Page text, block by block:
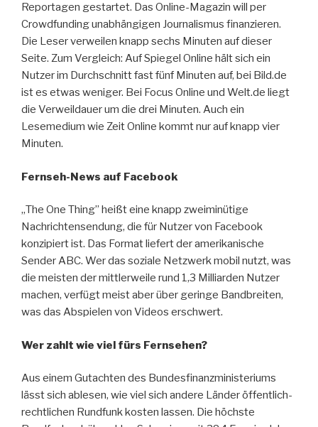
Reportagen gestartet. Das Online-Magazin will per
Crowdfunding unabhängigen Journalismus finanzieren.
Die Leser verweilen knapp sechs Minuten auf dieser
Seite. Zum Vergleich: Auf Spiegel Online hält sich ein
Nutzer im Durchschnitt fast fünf Minuten auf, bei Bild.de
ist es etwas weniger. Bei Focus Online und Welt.de liegt
die Verweildauer um die drei Minuten. Auch ein
Lesemedium wie Zeit Online kommt nur auf knapp vier
Minuten.
Fernseh-News auf Facebook
„The One Thing” heißt eine knapp zweiminütige
Nachrichtensendung, die für Nutzer von Facebook
konzipiert ist. Das Format liefert der amerikanische
Sender ABC. Wer das soziale Netzwerk mobil nutzt, was
die meisten der mittlerweile rund 1,3 Milliarden Nutzer
machen, verfügt meist aber über geringe Bandbreiten,
was das Abspielen von Videos erschwert.
Wer zahlt wie viel fürs Fernsehen?
Aus einem Gutachten des Bundesfinanzministeriums
lässt sich ablesen, wie viel sich andere Länder öffentlich-
rechtlichen Rundfunk kosten lassen. Die höchste